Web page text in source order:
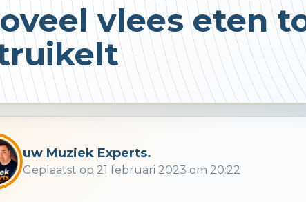
vlees eten
uw Muziek Experts.
Geplaatst op 21 februari 2023 om 20:22